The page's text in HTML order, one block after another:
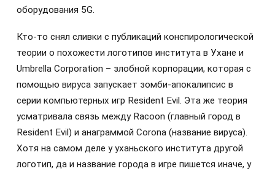
оборудования 5G.
Кто-то снял сливки с публикаций конспирологической
теории о похожести логотипов института в Ухане и
Umbrella Corporation – злобной корпорации, которая с
помощью вируса запускает зомби-апокалипсис в
серии компьютерных игр Resident Evil. Эта же теория
усматривала связь между Racoon (главный город в
Resident Evil) и анаграммой Corona (название вируса).
Хотя на самом деле у уханьского института другой
логотип, да и название города в игре пишется иначе, у